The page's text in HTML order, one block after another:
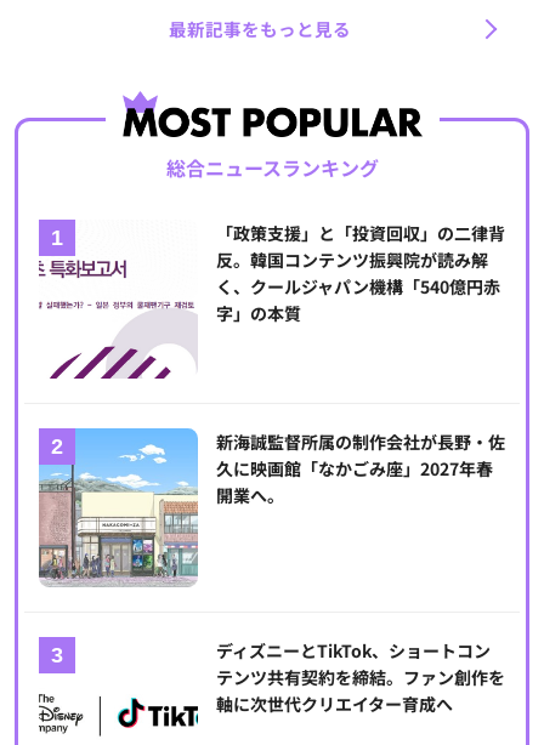
最新記事をもっと見る
総合ニュースランキング
「政策支援」と「投資回収」の二律背
反。韓国コンテンツ振興院が読み解
く、クールジャパン機構「540億円赤
字」の本質
新海誠監督所属の制作会社が長野・佐
久に映画館「なかごみ座」2027年春
開業へ。
ディズニーとTikTok、ショートコン
テンツ共有契約を締結。ファン創作を
軸に次世代クリエイター育成へ